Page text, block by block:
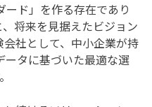
ド」を作る存在であり
将来を見据えたビジョン
社として、中小企業が持
ータに基づいた最適な選